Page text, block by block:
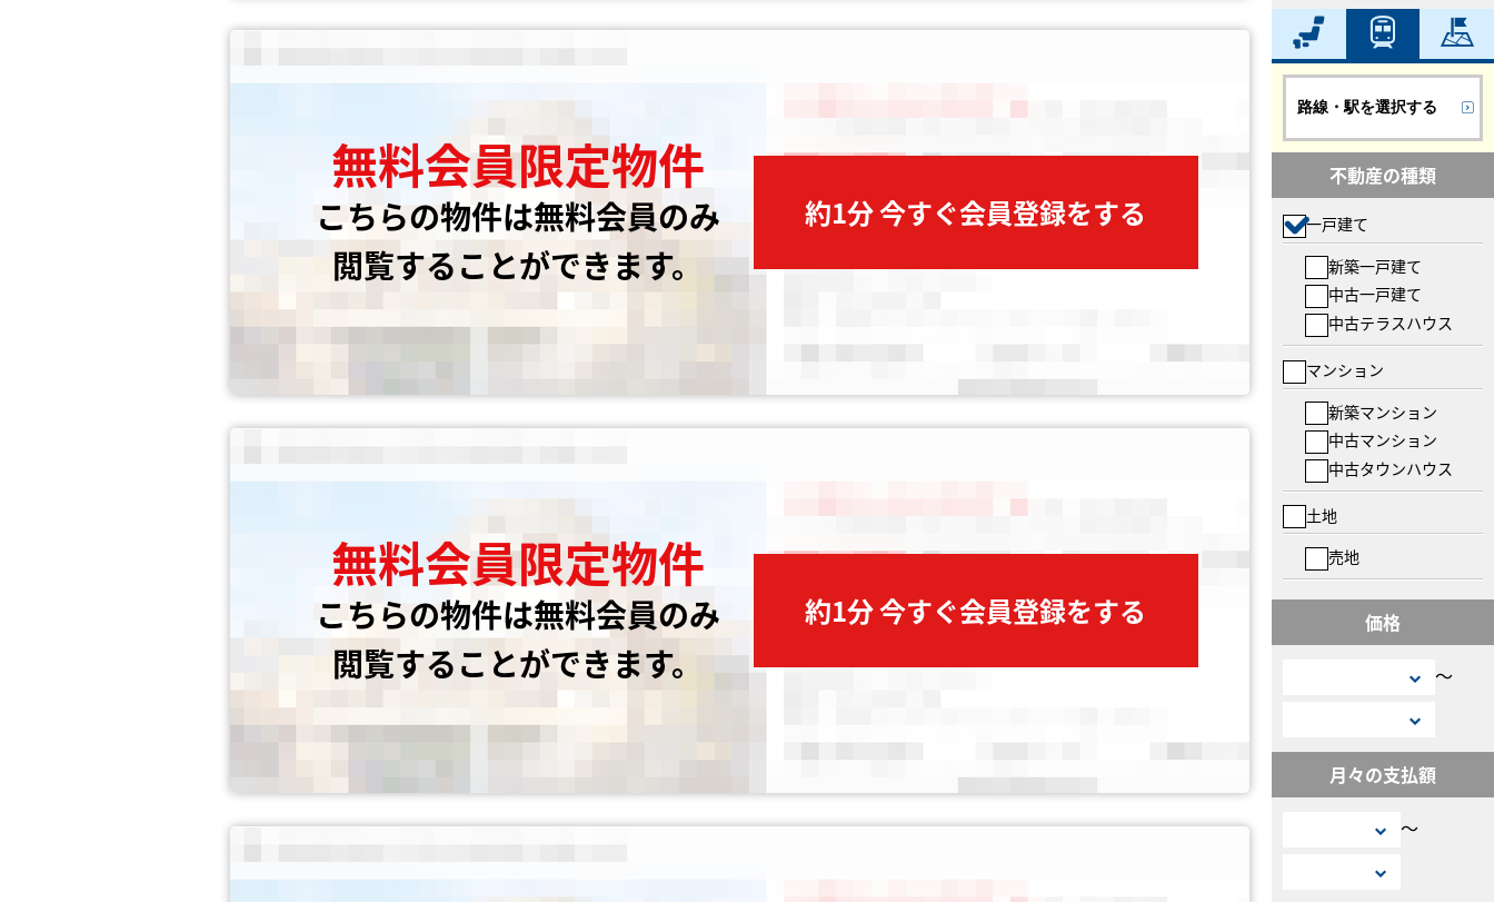
無料会員限定物件
こちらの物件は無料会員のみ
閲覧することができます。
約1分 今すぐ会員登録をする
無料会員限定物件
こちらの物件は無料会員のみ
閲覧することができます。
約1分 今すぐ会員登録をする
路線・駅を選択する
不動産の種類
一戸建て
新築一戸建て
中古一戸建て
中古テラスハウス
マンション
新築マンション
中古マンション
中古タウンハウス
土地
売地
価格
〜
月々の支払額
〜